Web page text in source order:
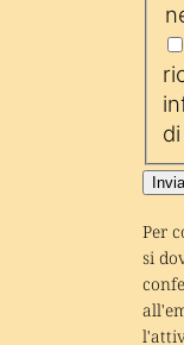
Invia
Per
si